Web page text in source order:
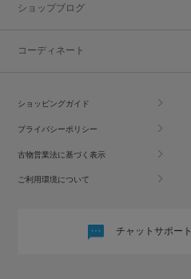
ショップブログ
コーディネート
ショッピングガイド
プライバシーポリシー
古物営業法に基づく表示
ご利用環境について
チャットサポート